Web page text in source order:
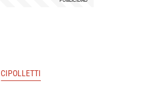
CIPOLLETTI